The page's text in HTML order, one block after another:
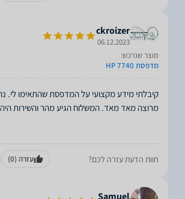
ckroizer
06.12.2023
מוצר שנרכש:
מדפסת HP 7740
מרוצה מאד מאד. המשלוח הגיע מהר והשירות היה
חוות הדעת עזרה לכם? עזרה (0)
Samuel